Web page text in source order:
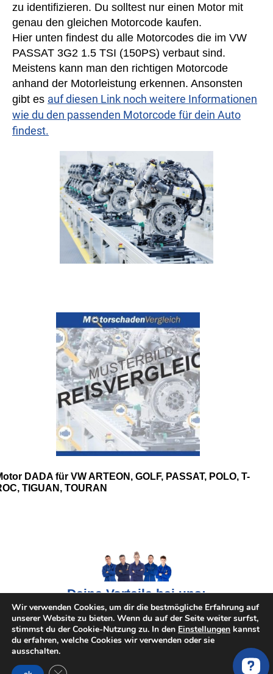
zu identifizieren. Du solltest nur einen Motor mit
genau den gleichen Motorcode kaufen.
Hier unten findest du alle Motorcodes die im VW
PASSAT 3G2 1.5 TSI (150PS) verbaut sind.
Meistens kann man den richtigen Motorcode
anhand der Motorleistung erkennen. Ansonsten
gibt es auf diesen Link noch weitere Informationen
wie du den passenden Motorcode für dein Auto
findest.
DADA für VW ARTEON, GOLF, PASSAT, POLO, T-
TIGUAN, TOURAN
Deine Vorteile bei uns:
Riesen Auswahl an gebrauchte Motoren
Vertraute und verifizierte Partner und Online-Shops
Bis zu 65% sparen durch den Preisvergleich
Wir verwenden Cookies, um dir die bestmögliche Erfahrung auf
unserer Website zu bieten. Wenn du auf der Seite weiter surfst,
stimmst du der Cookie-Nutzung zu. In den Einstellungen kannst
du erfahren, welche Cookies wir verwenden oder sie
ausschalten.
GDPR Cookie-Banner schließen